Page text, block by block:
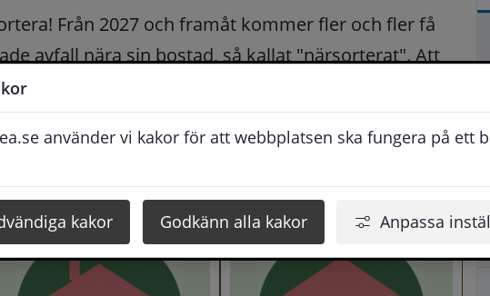
använder vi kakor för att webbplatsen ska fungera på ett
kakor Godkänn alla kakor Anpassa
Från 2027 och framåt kommer fler och fler få
avfall nära sin bostad, så kallat "närsorterat". Att
för att sortera – det blir lättare att göra rätt.
sorteras ut och kan materialåtervinnas i
Som en extra vinst minskar också